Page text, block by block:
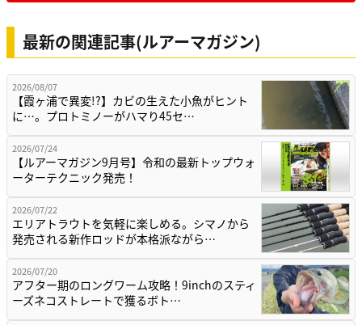
最新の関連記事(ルアーマガジン)
2026/08/07
【霞ヶ浦で異変!?】カビの生えた小魚がヒント
に…。プロトミノーがハマり45セ…
2026/07/24
【ルアーマガジン9月号】令和の最新トップウォ
ーターテクニック発売！
2026/07/22
エリアトラウトを気軽に楽しめる。シマノから
発売される新作ロッドが本格派ながら…
2026/07/20
アフター期のロングワーム攻略！9inchのスティ
ーズネコストレートで獲るボト…